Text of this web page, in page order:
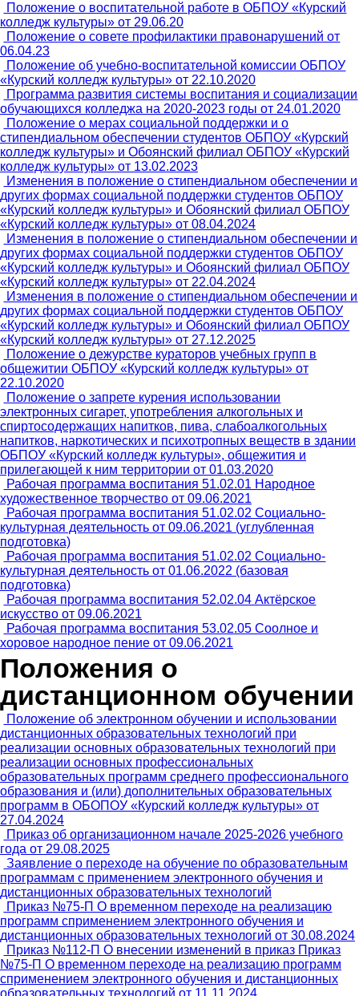
Положение о воспитательной работе в ОБПОУ «Курский
колледж культуры» от 29.06.20
Положение о совете профилактики правонарушений от
06.04.23
Положение об учебно-воспитательной комиссии ОБПОУ
«Курский колледж культуры» от 22.10.2020
Программа развития системы воспитания и социализации
обучающихся колледжа на 2020-2023 годы от 24.01.2020
Положение о мерах социальной поддержки и о
стипендиальном обеспечении студентов ОБПОУ «Курский
колледж культуры» и Обоянский филиал ОБПОУ «Курский
колледж культуры» от 13.02.2023
Изменения в положение о стипендиальном обеспечении и
других формах социальной поддержки студентов ОБПОУ
«Курский колледж культуры» и Обоянский филиал ОБПОУ
«Курский колледж культуры» от 08.04.2024
Изменения в положение о стипендиальном обеспечении и
других формах социальной поддержки студентов ОБПОУ
«Курский колледж культуры» и Обоянский филиал ОБПОУ
«Курский колледж культуры» от 22.04.2024
Изменения в положение о стипендиальном обеспечении и
других формах социальной поддержки студентов ОБПОУ
«Курский колледж культуры» и Обоянский филиал ОБПОУ
«Курский колледж культуры» от 27.12.2025
Положение о дежурстве кураторов учебных групп в
общежитии ОБПОУ «Курский колледж культуры» от
22.10.2020
Положение о запрете курения использовании
электронных сигарет, употребления алкогольных и
спиртосодержащих напитков, пива, слабоалкогольных
напитков, наркотических и психотропных веществ в здании
ОБПОУ «Курский колледж культуры», общежития и
прилегающей к ним территории от 01.03.2020
Рабочая программа воспитания 51.02.01 Народное
художественное творчество от 09.06.2021
Рабочая программа воспитания 51.02.02 Социально-
культурная деятельность от 09.06.2021 (углубленная
подготовка)
Рабочая программа воспитания 51.02.02 Социально-
культурная деятельность от 01.06.2022 (базовая
подготовка)
Рабочая программа воспитания 52.02.04 Актёрское
искусство от 09.06.2021
Рабочая программа воспитания 53.02.05 Соолное и
хоровое народное пение от 09.06.2021
Положения о
дистанционном обучении
Положение об электронном обучении и использовании
дистанционных образовательных технологий при
реализации основных образовательных технологий при
реализации основных профессиональных
образовательных программ среднего профессионального
образования и (или) дополнительных образовательных
программ в ОБОПОУ «Курский колледж культуры» от
27.04.2024
Приказ об организационном начале 2025-2026 учебного
года от 29.08.2025
Заявление о переходе на обучение по образовательным
программам с применением электронного обучения и
дистанционных образовательных технологий
Приказ №75-П О временном переходе на реализацию
программ сприменением электронного обучения и
дистанционных образовательных технологий от 30.08.2024
Приказ №112-П О внесении изменений в приказ Приказ
№75-П О временном переходе на реализацию программ
сприменением электронного обучения и дистанционных
образовательных технологий от 11.11.2024